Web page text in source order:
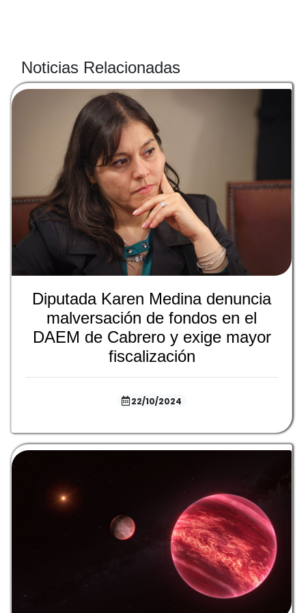
Noticias Relacionadas
Diputada Karen Medina denuncia
malversación de fondos en el
DAEM de Cabrero y exige mayor
fiscalización
22/10/2024